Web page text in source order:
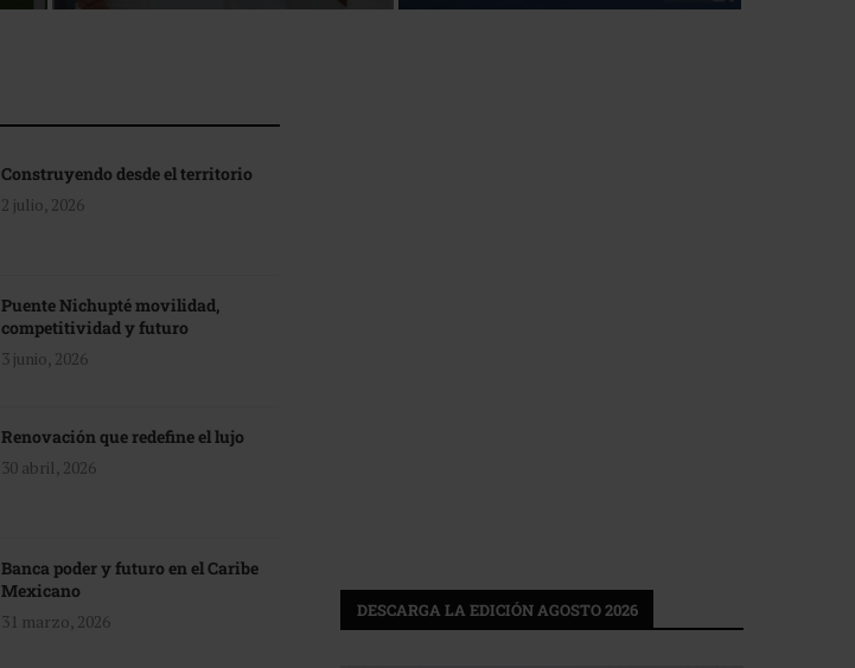
Construyendo desde el territorio
2 julio, 2026
Puente Nichupté movilidad,
competitividad y futuro
3 junio, 2026
Renovación que redefine el lujo
30 abril, 2026
Banca poder y futuro en el Caribe
Mexicano
31 marzo, 2026
DESCARGA LA EDICIÓN AGOSTO 2026